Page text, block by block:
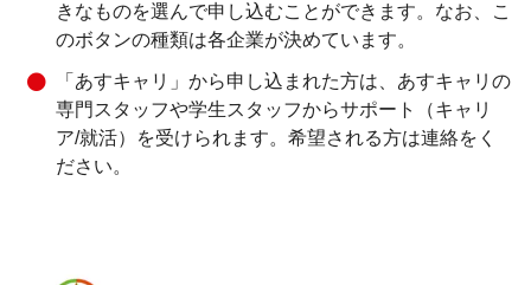
きなものを選んで申し込むことができます。なお、こ
のボタンの種類は各企業が決めています。
「あすキャリ」から申し込まれた方は、あすキャリの
専門スタッフや学生スタッフからサポート（キャリ
ア/就活）を受けられます。希望される方は連絡をく
ださい。